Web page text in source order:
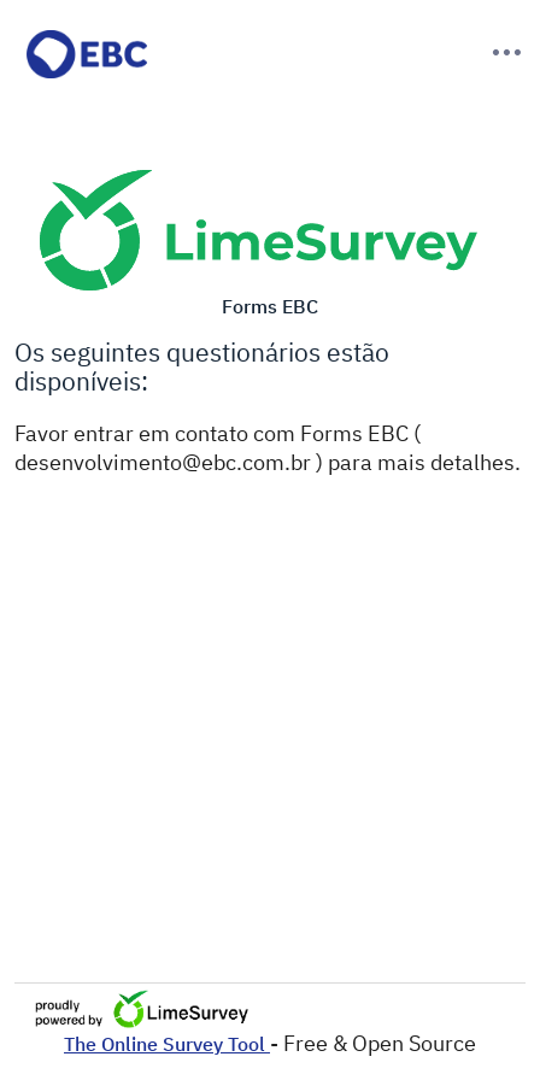
Forms EBC
Os seguintes questionários estão
disponíveis:
Favor entrar em contato com Forms EBC (
desenvolvimento@ebc.com.br ) para mais detalhes.
The Online Survey Tool - Free & Open Source